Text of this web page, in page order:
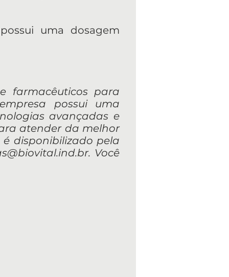
uma dosagem
farmacêuticos para
possui uma
avançadas e
atender da melhor
é disponibilizado pela
. Você